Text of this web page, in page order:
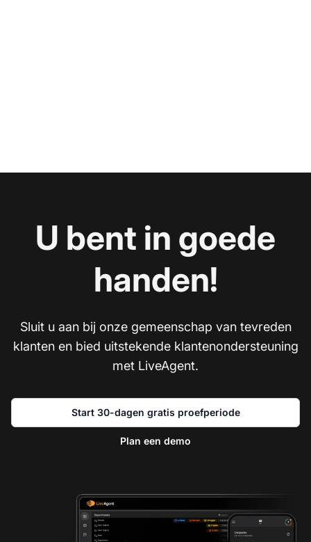
U bent in goede
handen!
Sluit u aan bij onze gemeenschap van tevreden
klanten en bied uitstekende klantenondersteuning
met LiveAgent.
Start 30-dagen gratis proefperiode
Plan een demo